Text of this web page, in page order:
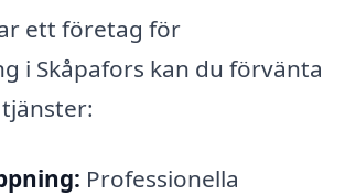
ett företag för
i Skåpafors kan du förvänta
Professionella